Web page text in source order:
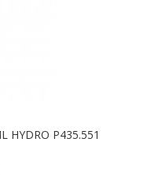
HYDRO P435.551